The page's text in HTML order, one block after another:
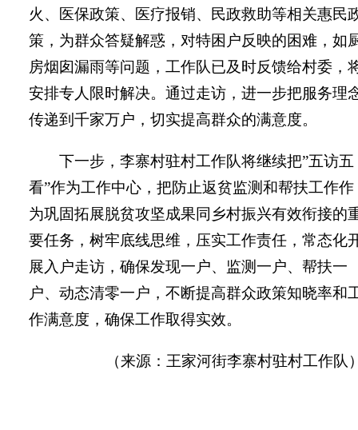
火、医保政策、医疗报销、民政救助等相关惠民
策，为群众答疑解惑，对特困户反映的困难，如
房烟囱漏雨等问题，工作队已及时反馈给村委，
安排专人限时解决。通过走访，进一步把服务理
传递到千家万户，切实提高群众的满意度。
下一步，李寨村驻村工作队将继续把”五访五
看”作为工作中心，把防止返贫监测和帮扶工作作
为巩固拓展脱贫攻坚成果同乡村振兴有效衔接的
要任务，树牢底线思维，压实工作责任，常态化
展入户走访，确保发现一户、监测一户、帮扶一
户、动态清零一户，不断提高群众政策知晓率和
作满意度，确保工作取得实效。
（来源：王家河街李寨村驻村工作队